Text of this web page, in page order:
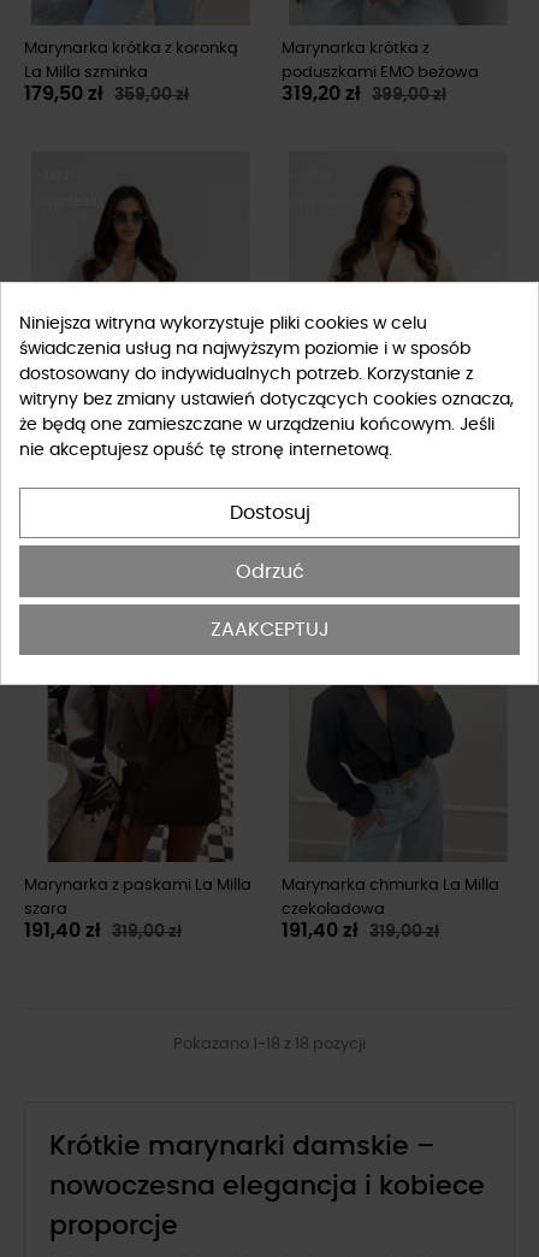
Marynarka krótka z koronką
La Milla szminka
179,50 zł 359,00 zł
Marynarka krótka z
poduszkami EMO beżowa
319,20 zł 399,00 zł
la...! jasny beż
la...! beżowa
129,00 zł
Marynarka z paskami La Milla
szara
191,40 zł 319,00 zł
Marynarka chmurka La Milla
czekoladowa
191,40 zł 319,00 zł
Pokazano 1-18 z 18 pozycji
Krótkie marynarki damskie –
nowoczesna elegancja i kobiece
proporcje
Niniejsza witryna wykorzystuje pliki cookies w celu
świadczenia usług na najwyższym poziomie i w sposób
dostosowany do indywidualnych potrzeb. Korzystanie z
witryny bez zmiany ustawień dotyczących cookies oznacza,
że będą one zamieszczane w urządzeniu końcowym. Jeśli
nie akceptujesz opuść tę stronę internetową.
Dostosuj
Odrzuć
ZAAKCEPTUJ
FILTRUJ